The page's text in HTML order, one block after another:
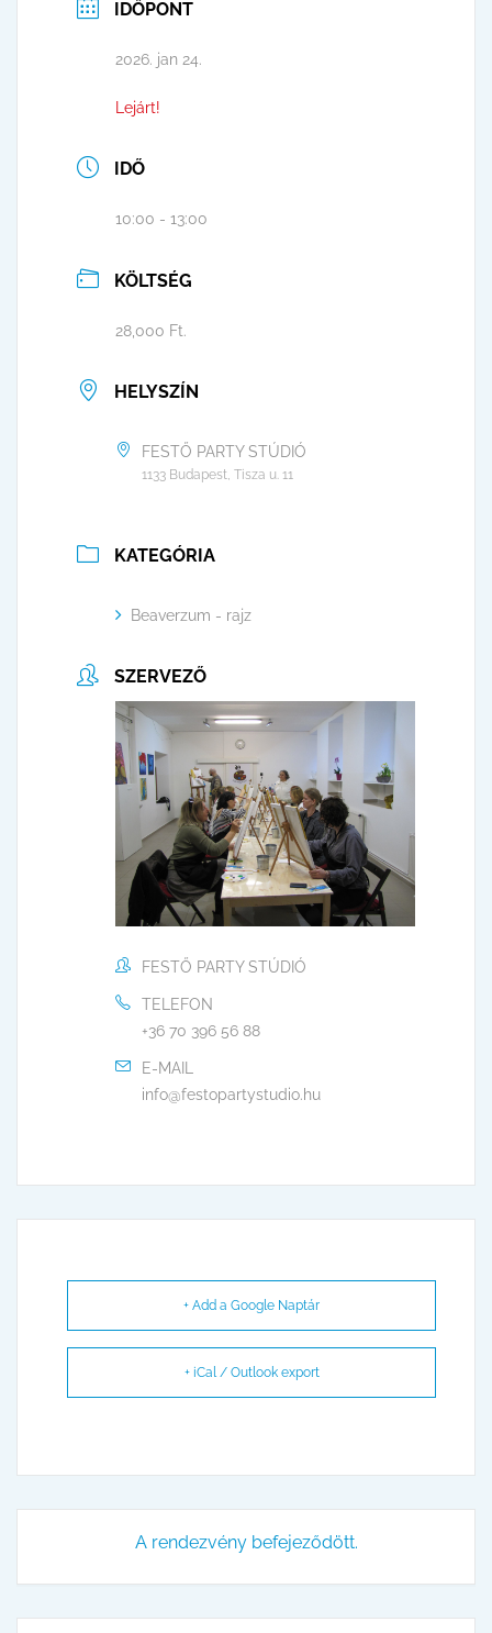
IDŐPONT
2026. jan 24.
Lejárt!
IDŐ
10:00 - 13:00
KÖLTSÉG
28,000 Ft.
HELYSZÍN
FESTŐ PARTY STÚDIÓ
1133 Budapest, Tisza u. 11
KATEGÓRIA
Beaverzum - rajz
SZERVEZŐ
FESTŐ PARTY STÚDIÓ
TELEFON
+36 70 396 56 88
E-MAIL
info@festopartystudio.hu
+ Add a Google Naptár
+ iCal / Outlook export
A rendezvény befejeződött.